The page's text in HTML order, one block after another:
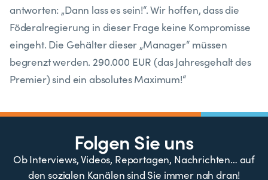
antworten: „Dann lass es sein!“. Wir hoffen, dass die
Föderalregierung in dieser Frage keine Kompromisse
eingeht. Die Gehälter dieser „Manager“ müssen
begrenzt werden. 290.000 EUR (das Jahresgehalt des
Premier) sind ein absolutes Maximum!“
Folgen Sie uns
Ob Interviews, Videos, Reportagen, Nachrichten… auf
den sozialen Kanälen sind Sie immer nah dran!